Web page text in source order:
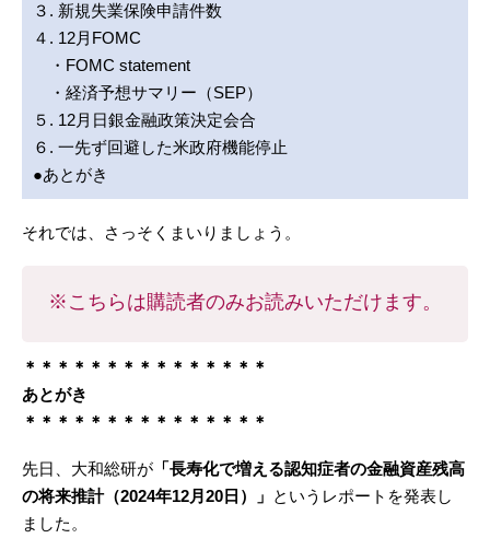
３. 新規失業保険申請件数
４. 12月FOMC
・FOMC statement
・経済予想サマリー（SEP）
５. 12月日銀金融政策決定会合
６. 一先ず回避した米政府機能停止
●あとがき
それでは、さっそくまいりましょう。
※こちらは購読者のみお読みいただけます。
＊＊＊＊＊＊＊＊＊＊＊＊＊＊＊
あとがき
＊＊＊＊＊＊＊＊＊＊＊＊＊＊＊
先日、大和総研が 「長寿化で増える認知症者の金融資産残高
の将来推計（2024年12月20日）」 というレポートを発表し
ました。